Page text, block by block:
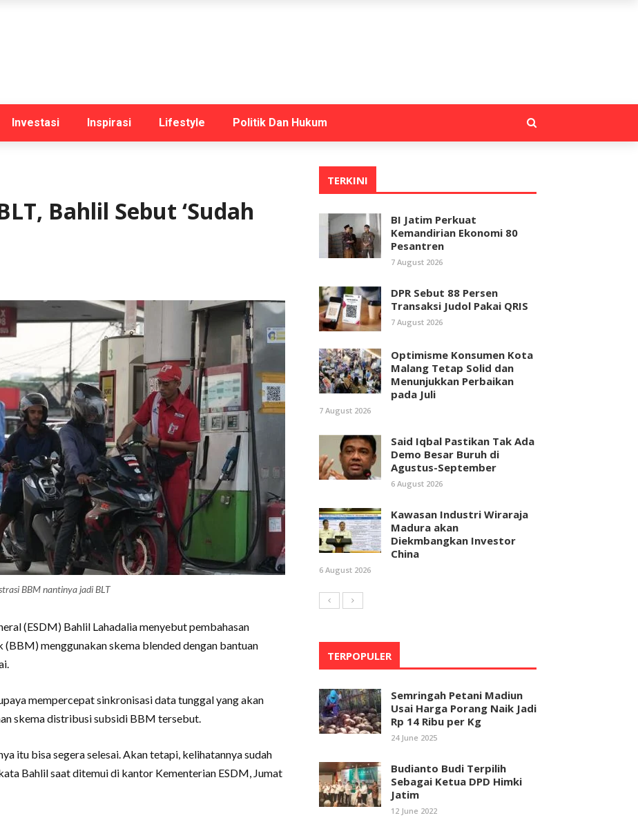
Investasi Inspirasi Lifestyle Politik Dan Hukum
Bahlil Sebut ‘Sudah
BBM nantinya jadi BLT
(ESDM) Bahlil Lahadalia menyebut pembahasan
menggunakan skema blended dengan bantuan
mempercepat sinkronisasi data tunggal yang akan
skema distribusi subsidi BBM tersebut.
itu bisa segera selesai. Akan tetapi, kelihatannya sudah
Bahlil saat ditemui di kantor Kementerian ESDM, Jumat
TERKINI
BI Jatim Perkuat
Kemandirian Ekonomi 80
Pesantren
7 August 2026
DPR Sebut 88 Persen
Transaksi Judol Pakai QRIS
7 August 2026
Optimisme Konsumen Kota
Malang Tetap Solid dan
Menunjukkan Perbaikan
pada Juli
7 August 2026
Said Iqbal Pastikan Tak Ada
Demo Besar Buruh di
Agustus-September
6 August 2026
Kawasan Industri Wiraraja
Madura akan
Diekmbangkan Investor
China
6 August 2026
TERPOPULER
Semringah Petani Madiun
Usai Harga Porang Naik Jadi
Rp 14 Ribu per Kg
24 June 2025
Budianto Budi Terpilih
Sebagai Ketua DPD Himki
Jatim
12 June 2022